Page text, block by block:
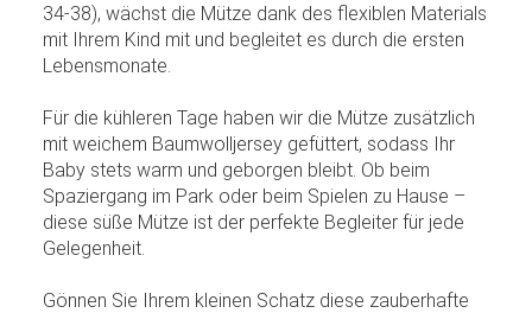
34-38), wächst die Mütze dank des flexiblen Materials
mit Ihrem Kind mit und begleitet es durch die ersten
Lebensmonate.
Für die kühleren Tage haben wir die Mütze zusätzlich
mit weichem Baumwolljersey gefüttert, sodass Ihr
Baby stets warm und geborgen bleibt. Ob beim
Spaziergang im Park oder beim Spielen zu Hause –
diese süße Mütze ist der perfekte Begleiter für jede
Gelegenheit.
Gönnen Sie Ihrem kleinen Schatz diese zauberhafte